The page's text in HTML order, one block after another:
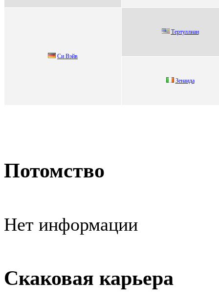
Си Bэйв
Tертуллиан
Зeнаида
Потомство
Нет информации
Скаковая карьера